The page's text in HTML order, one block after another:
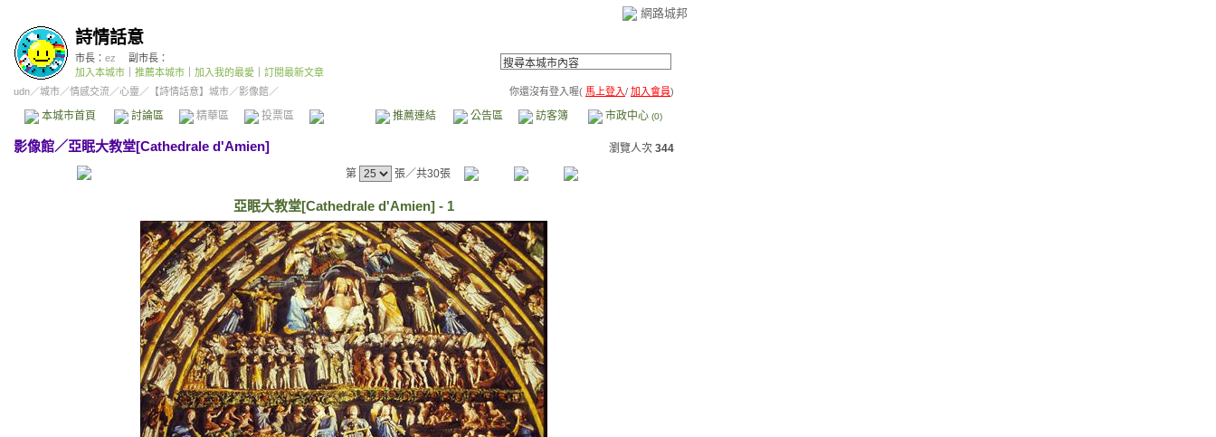
網路城邦
詩情話意
市長： ez
副市長：
加入本城市
推薦本城市 加入我的最愛
訂閱最新文章
udn／城市／情感交流／心靈 ／ 【詩情話意】城市／影像館／ 你還沒有登入喔( 馬上登入/ 加入會員)
本城市首頁 討論區 精華區 投票區 影像館 推薦連結 公告區 訪客簿 市政中心 (0)
影像館／亞眠大教堂[Cathedrale d'Amien] 瀏覽人次 344
第
張／共30張
亞眠大教堂[Cathedrale d'Amien] - 1